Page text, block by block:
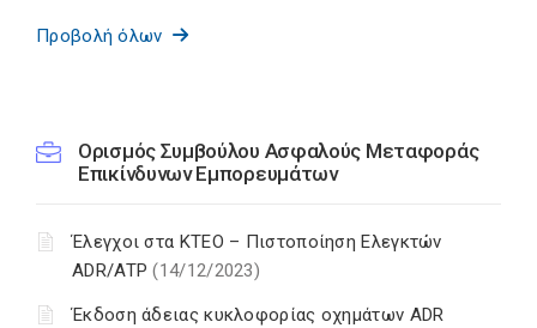
Προβολή όλων
Ορισμός Συμβούλου Ασφαλούς Μεταφοράς
Επικίνδυνων Εμπορευμάτων
Έλεγχοι στα ΚΤΕΟ – Πιστοποίηση Ελεγκτών
ADR/ATP(14/12/2023)
Έκδοση άδειας κυκλοφορίας οχημάτων ADR